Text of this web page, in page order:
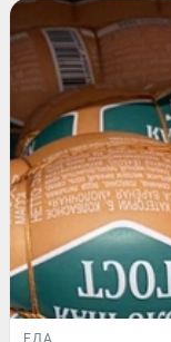
ЕДА